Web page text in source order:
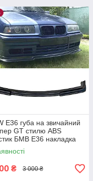
E36 губа на звичайний
GT стилю ABS
БМВ Е36 накладка
передній рест дорест
не М
₴ 3 000 ₴